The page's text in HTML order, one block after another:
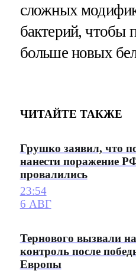
сложных
бактерий, чтобы
больше новых
ЧИТАЙТЕ ТАКЖЕ
Грушко заявил, что
нанести поражение
провалились
23:54
6 АВГ
Тернового вызвали
контроль после
Европы